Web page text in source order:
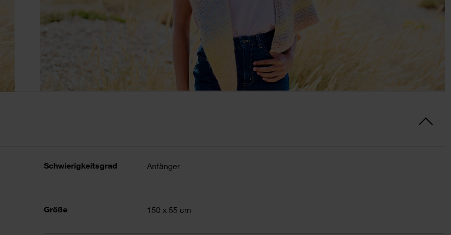
Schwierigkeitsgrad Anfänger
Größe 150 x 55 cm